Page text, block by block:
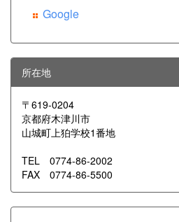
Google
所在地
〒619-0204
京都府木津川市
山城町上狛学校1番地
TEL 0774-86-2002
FAX 0774-86-5500